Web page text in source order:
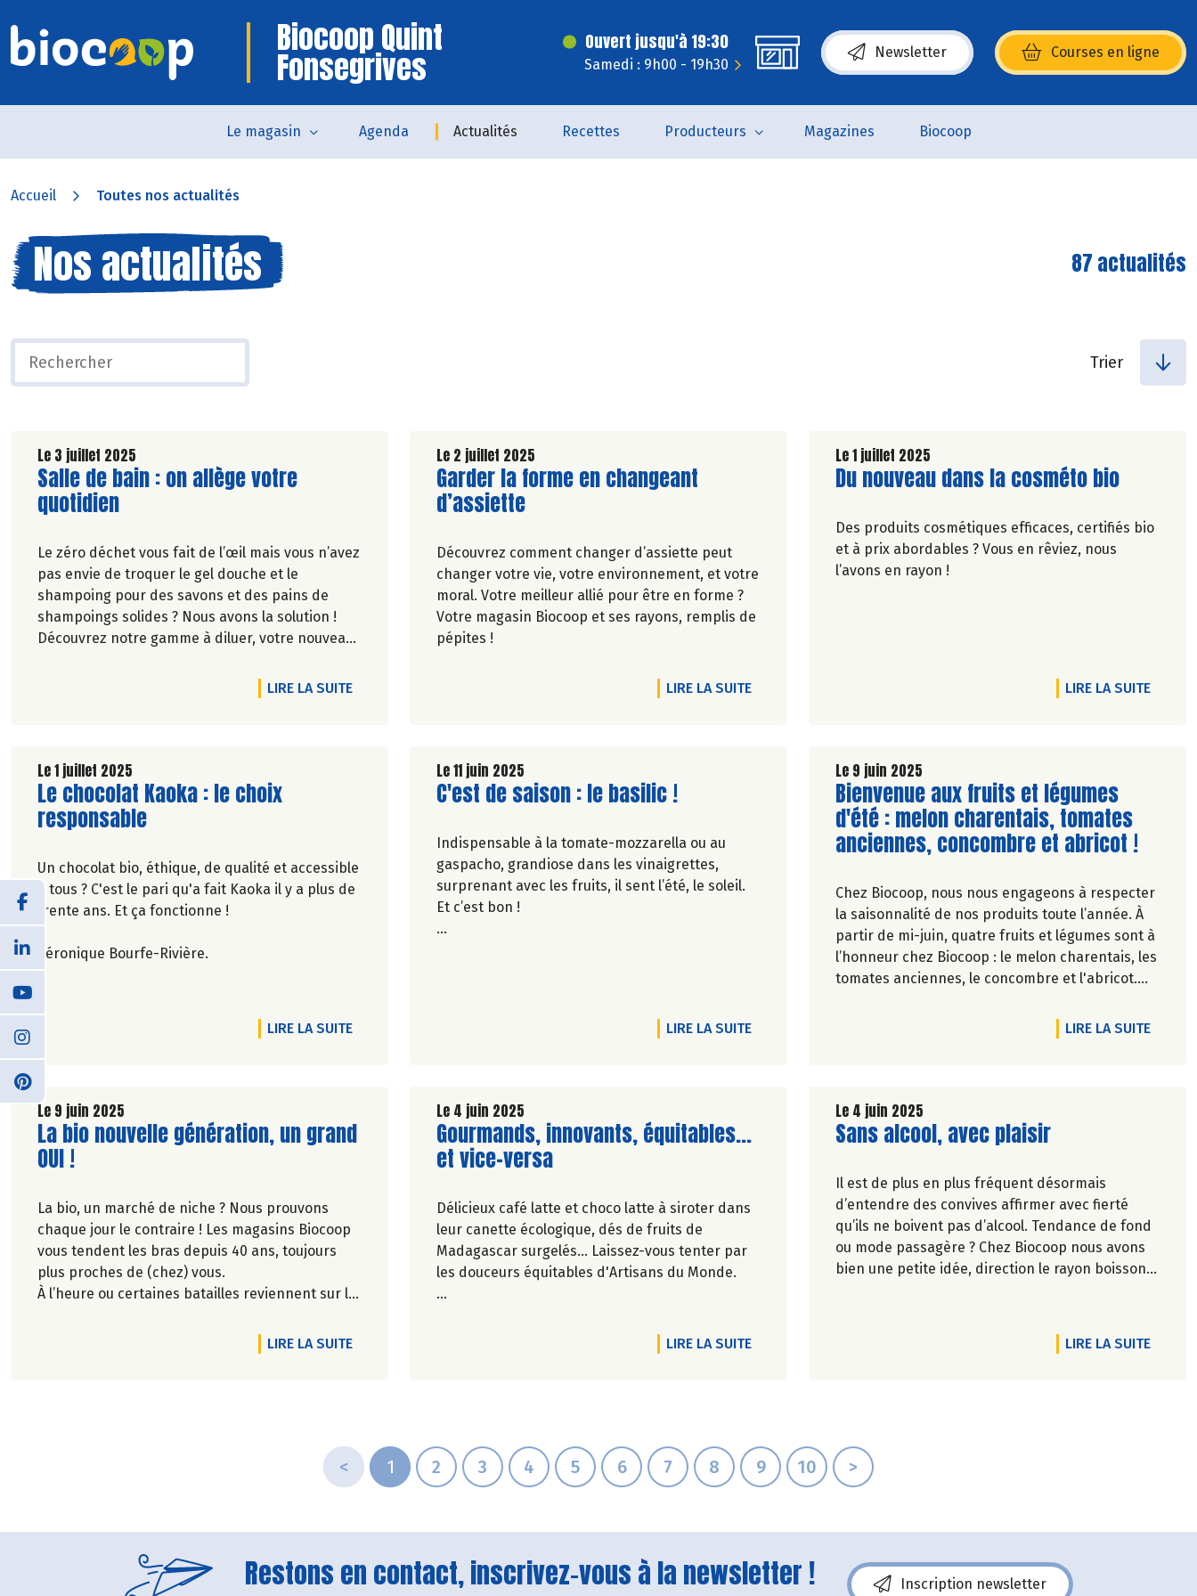
Biocoop Quint
Fonsegrives
Ouvert jusqu'à 19:30
Samedi : 9h00 - 19h30
Newsletter Courses en ligne
(s’ouvre dans une nouvelle fenêtre)
Le magasin Agenda Actualités Recettes Producteurs Magazines Biocoop
Accueil Toutes nos actualités
Nos actualités 87 actualités
Trier
Le 3 juillet 2025
Lire la suite de l'article
Salle de bain : on allège votre
quotidien
Le zéro déchet vous fait de l’œil mais vous n’avez
pas envie de troquer le gel douche et le
shampoing pour des savons et des pains de
shampoings solides ? Nous avons la solution !
Découvrez notre gamme à diluer, votre nouveau
LIRE LA SUITEDE L'ARTICLE SALLE DE BAIN : ON ALLÈGE VOTRE QUOTIDIEN
Le 2 juillet 2025
Lire la suite de l'article
Garder la forme en changeant
d’assiette
Découvrez comment changer d’assiette peut
changer votre vie, votre environnement, et votre
moral. Votre meilleur allié pour être en forme ?
Votre magasin Biocoop et ses rayons, remplis de
pépites !
LIRE LA SUITEDE L'ARTICLE GARDER LA FORME EN CHANGEANT D’ASSIETTE
Le 1 juillet 2025
Lire la suite de l'article
Du nouveau dans la cosméto bio
Des produits cosmétiques efficaces, certifiés bio
et à prix abordables ? Vous en rêviez, nous
l’avons en rayon !
LIRE LA SUITEDE
Le 1 juillet 2025
Lire la suite de l'article
Le chocolat Kaoka : le choix
responsable
Un chocolat bio, éthique, de qualité et accessible
à tous ? C'est le pari qu'a fait Kaoka il y a plus de
trente ans. Et ça fonctionne !
Véronique Bourfe-Rivière.
LIRE LA SUITEDE L'ARTICLE LE CHOCOLAT KAOKA : LE CHOIX RESPONSABLE
Le 11 juin 2025
Lire la suite de l'article
C'est de saison : le basilic !
Indispensable à la tomate-mozzarella ou au
gaspacho, grandiose dans les vinaigrettes,
surprenant avec les fruits, il sent l’été, le soleil.
Et c’est bon !
LIRE LA SUITEDE L'ARTICLE C'EST DE SAISON : LE BASILIC !
Le 9 juin 2025
Lire la suite de l'article
Bienvenue aux fruits et légumes
d'été : melon charentais, tomates
anciennes, concombre et abricot !
Chez Biocoop, nous nous engageons à respecter
la saisonnalité de nos produits toute l’année. À
partir de mi-juin, quatre fruits et légumes sont à
l’honneur chez Biocoop : le melon charentais, les
tomates anciennes, le concombre et l'abricot.
LIRE LA SUITEDE
Le 9 juin 2025
Lire la suite de l'article
La bio nouvelle génération, un grand
OUI !
La bio, un marché de niche ? Nous prouvons
chaque jour le contraire ! Les magasins Biocoop
vous tendent les bras depuis 40 ans, toujours
plus proches de (chez) vous.
À l’heure ou certaines batailles reviennent sur le
permettent aujourd’hui de déguster facilement
le meilleur de l’alimentation biologique. Dites OUI
LIRE LA SUITEDE L'ARTICLE LA BIO NOUVELLE GÉNÉRATION, UN GRAND OUI !
Le 4 juin 2025
Lire la suite de l'article
Gourmands, innovants, équitables...
et vice-versa
Délicieux café latte et choco latte à siroter dans
leur canette écologique, dés de fruits de
Madagascar surgelés... Laissez-vous tenter par
les douceurs équitables d'Artisans du Monde.
LIRE LA SUITEDE L'ARTICLE GOURMANDS, INNOVANTS, ÉQUITABLES... ET VICE-VERSA
Le 4 juin 2025
Lire la suite de l'article
Sans alcool, avec plaisir
Il est de plus en plus fréquent désormais
d’entendre des convives affirmer avec fierté
qu’ils ne boivent pas d’alcool. Tendance de fond
ou mode passagère ? Chez Biocoop nous avons
bien une petite idée, direction le rayon boissons
LIRE LA SUITEDE
< 1 2 3 4 5 6 7 8 9 10 >
Restons en contact, inscrivez-vous à la newsletter ! Inscription newsletter